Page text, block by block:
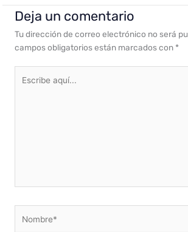
Deja un comentario
Tu dirección de correo electrónico no será
campos obligatorios están marcados con *
aquí...